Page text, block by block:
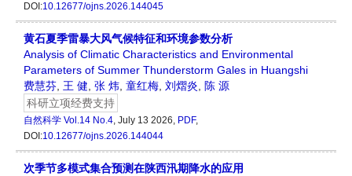
DOI:10.12677/ojns.2026.144045
黄石夏季雷暴大风气候特征和环境参数分析
Analysis of Climatic Characteristics and Environmental
Parameters of Summer Thunderstorm Gales in Huangshi
费慧芬 王 健 张 炜 童红梅 刘熠炎
陈 源
科研立项经费支持
自然科学 Vol.14 No.4, July 13 2026, PDF,
DOI:10.12677/ojns.2026.144044
次季节多模式集合预测在陕西汛期降水的应用